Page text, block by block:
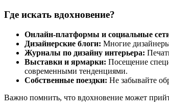
Где искать вдохновение?
Онлайн-платформы и социальные
Дизайнерские блоги: Многие
Журналы по дизайну интерьера:
Выставки и ярмарки: Посещение
современными тенденциями.
Собственные поездки: Не забывайте
Важно помнить, что вдохновение может